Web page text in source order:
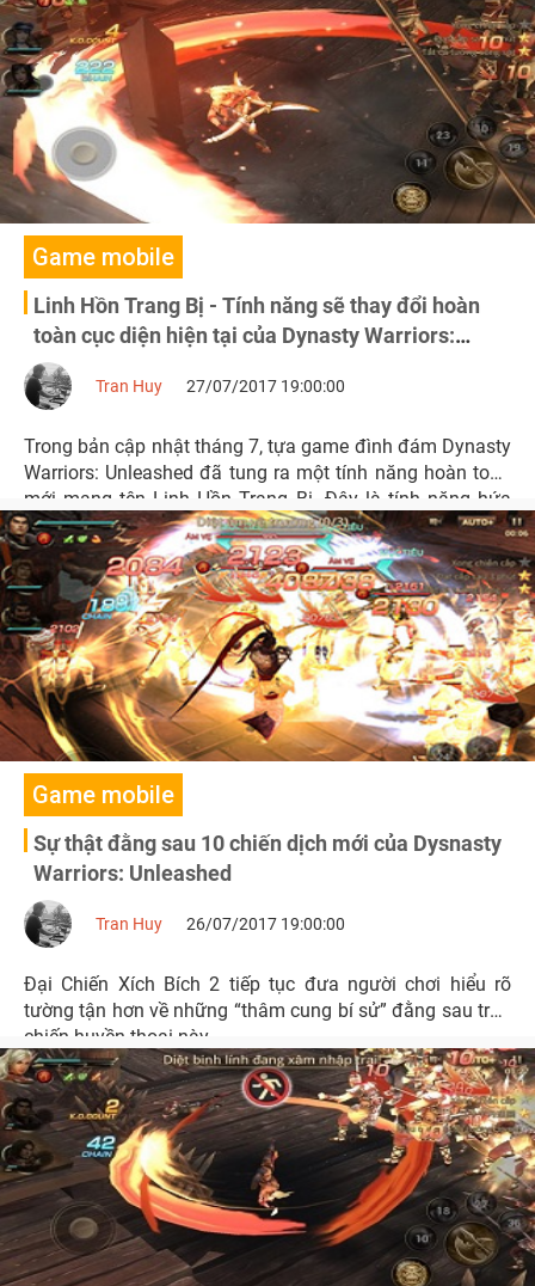
Game mobile
Linh Hồn Trang Bị - Tính năng sẽ thay đổi hoàn
toàn cục diện hiện tại của Dynasty Warriors:
Unleashed
Tran Huy 27/07/2017 19:00:00
Trong bản cập nhật tháng 7, tựa game đình đám Dynasty
Warriors: Unleashed đã tung ra một tính năng hoàn toàn
mới mang tên Linh Hồn Trang Bị. Đây là tính năng hứa
hẹn sẽ thay đổi toàn bộ cục diện hiện nay của game.
Game mobile
Sự thật đằng sau 10 chiến dịch mới của Dysnasty
Warriors: Unleashed
Tran Huy 26/07/2017 19:00:00
Đại Chiến Xích Bích 2 tiếp tục đưa người chơi hiểu rõ
tường tận hơn về những “thâm cung bí sử” đằng sau trận
chiến huyền thoại này.